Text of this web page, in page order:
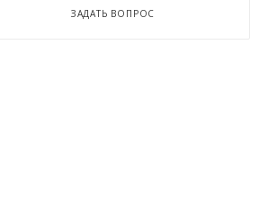
ЗАДАТЬ ВОПРОС